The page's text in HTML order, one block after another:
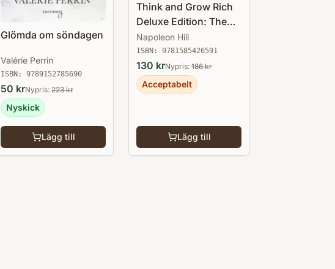
Glömda om söndagen
Valérie Perrin
ISBN: 9789152785690
50 krNypris: 223kr
Nyskick
Lägg till
Think and Grow Rich
Deluxe Edition: The
Complete Classic Text
Napoleon Hill
ISBN: 9781585426591
130 krNypris: 186kr
Acceptabelt
Lägg till